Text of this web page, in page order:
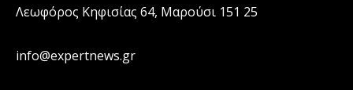
Λεωφόρος Κηφισίας 64, Μαρούσι 151 25
info@expertnews.gr